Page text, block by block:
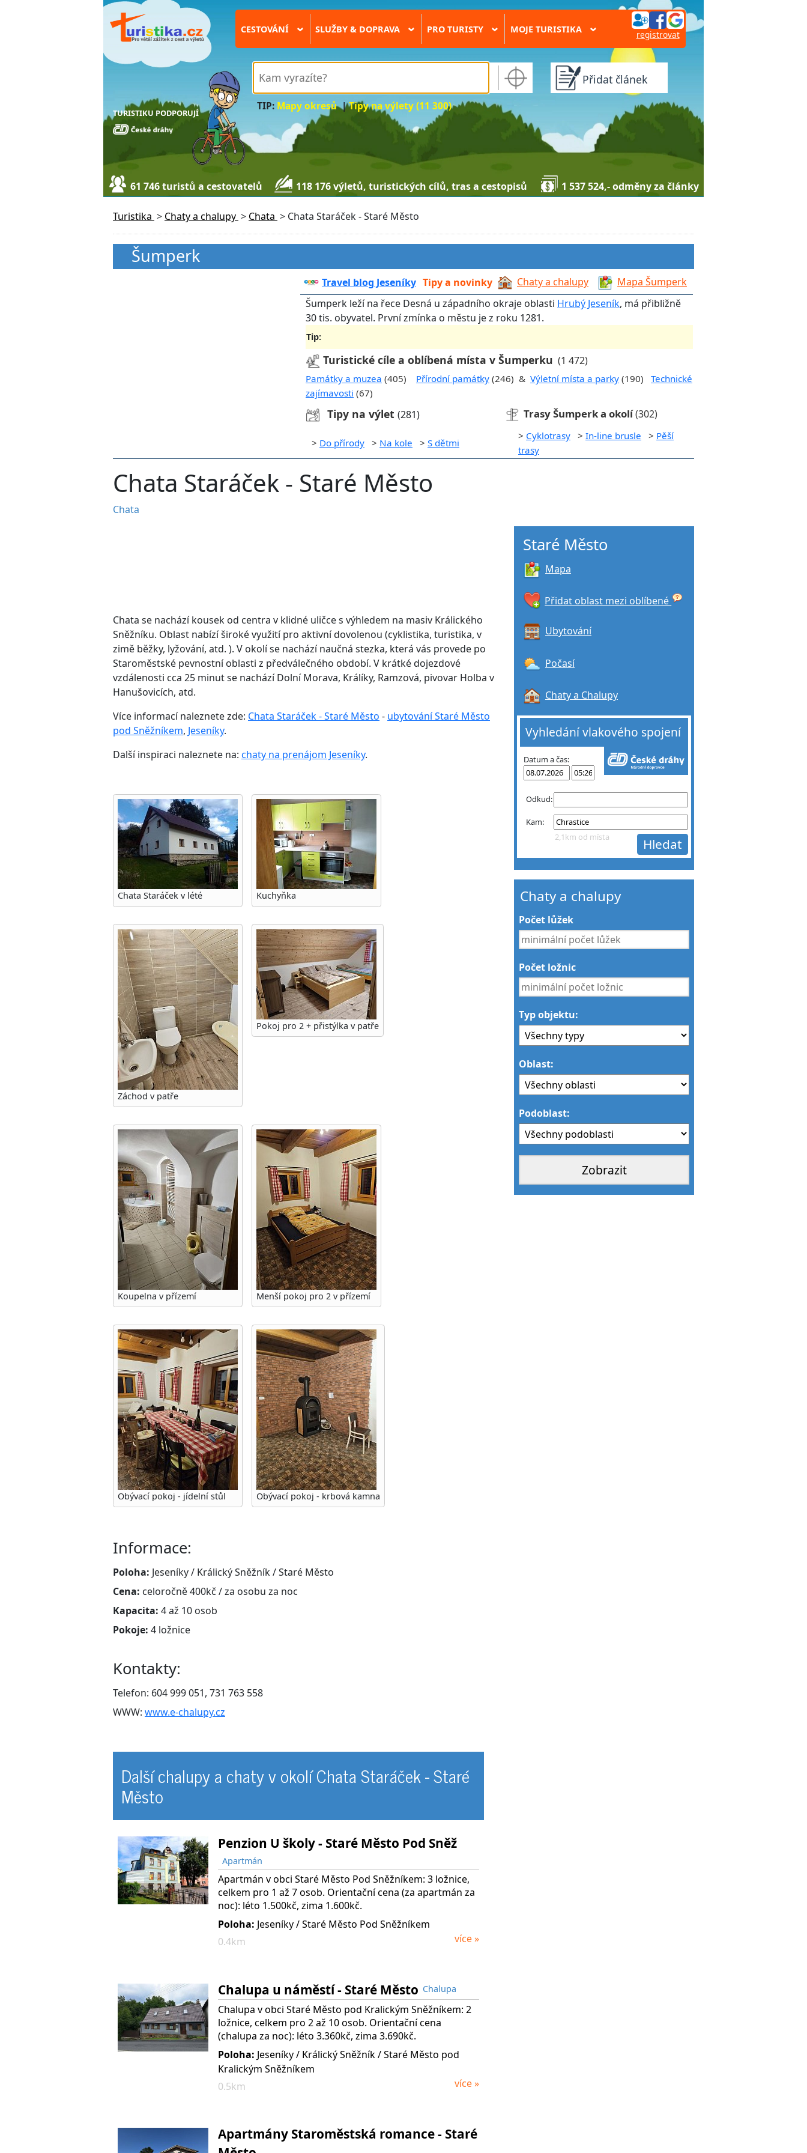
TURISTIKU PODPORUJÍ
CESTOVÁNÍ › SLUŽBY & DOPRAVA › PRO TURISTY › MOJE TURISTIKA › registrovat
TIP: Mapy okresů|Tipy na výlety (11 300)
Přidat článek
61 746 turistů a cestovatelů 118 176 výletů, turistických cílů, tras a cestopisů 1 537 524,- odměny za články
Turistika > Chaty a chalupy > Chata > Chata Staráček - Staré Město
Šumperk
Travel blog Jeseníky Tipy a novinky Chaty a chalupy
Mapa Šumperk
Šumperk leží na řece Desná u západního okraje oblasti Hrubý Jeseník, má přibližně
30 tis. obyvatel. První zmínka o městu je z roku 1281.
Tip:
Turistické cíle a oblíbená místa v Šumperku (1 472)
Památky a muzea (405) Přírodní památky (246) & Výletní místa a parky (190) Technické
zajímavosti (67)
Tipy na výlet (281) Trasy Šumperk a okolí(302)
> Do přírody > Na kole > S dětmi
> Cyklotrasy > In-line brusle > Pěší
trasy
Chata Staráček - Staré Město
Chata
Chata se nachází kousek od centra v klidné uličce s výhledem na masiv Králického
Sněžníku. Oblast nabízí široké využití pro aktivní dovolenou (cyklistika, turistika, v
zimě běžky, lyžování, atd. ). V okolí se nachází naučná stezka, která vás provede po
Staroměstské pevnostní oblasti z předválečného období. V krátké dojezdové
vzdálenosti cca 25 minut se nachází Dolní Morava, Králíky, Ramzová, pivovar Holba v
Hanušovicích, atd.
Více informací naleznete zde: Chata Staráček - Staré Město - ubytování Staré Město
pod Sněžníkem, Jeseníky.
Další inspiraci naleznete na: chaty na prenájom Jeseníky.
Chata Staráček v lété Kuchyňka
Záchod v patře
Pokoj pro 2 + přistýlka v patře
Koupelna v přízemí Menší pokoj pro 2 v přízemí
Obývací pokoj - jídelní stůl Obývací pokoj - krbová kamna
Informace:
Poloha: Jeseníky / Králický Sněžník / Staré Město
Cena: celoročně 400kč / za osobu za noc
Kapacita: 4 až 10 osob
Pokoje: 4 ložnice
Kontakty:
Telefon: 604 999 051, 731 763 558
WWW: www.e-chalupy.cz
Staré Město
Mapa
Přidat oblast mezi oblíbené
Ubytování
Počasí
Chaty a Chalupy
Vyhledání vlakového spojení
Datum a čas:
Odkud:
Kam:
2,1km od místa
Chaty a chalupy
Počet lůžek
Počet ložnic
Typ objektu:
Oblast:
Podoblast:
Další chalupy a chaty v okolí Chata Staráček - Staré
Město
Penzion U školy - Staré Město Pod Sněž
Apartmán
Apartmán v obci Staré Město Pod Sněžníkem: 3 ložnice,
celkem pro 1 až 7 osob. Orientační cena (za apartmán za
noc): léto 1.500kč, zima 1.600kč.
Poloha: Jeseníky / Staré Město Pod Sněžníkem
0.4km
více »
Chalupa u náměstí - Staré Město Chalupa
Chalupa v obci Staré Město pod Kralickým Sněžníkem: 2
ložnice, celkem pro 2 až 10 osob. Orientační cena
(chalupa za noc): léto 3.360kč, zima 3.690kč.
Poloha: Jeseníky/ Králický Sněžník/ Staré Město pod
Kralickým Sněžníkem
0.5km
více »
Apartmány Staroměstská romance - Staré